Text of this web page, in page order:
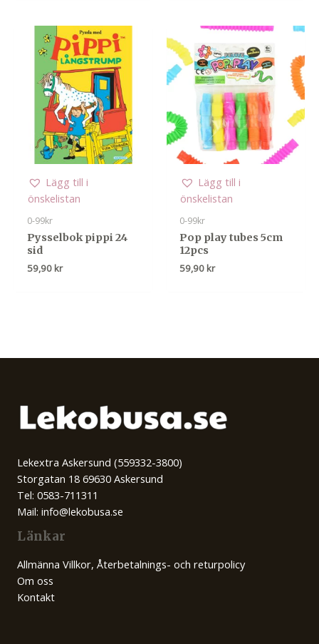
Lägg till i
önskelistan
0-99kr
Pysselbok pippi 24
sid
59,90 kr
Lägg till i
önskelistan
0-99kr
Pop play tubes 5cm
12pcs
59,90 kr
Lekextra Askersund (559332-3800)
Storgatan 18 69630 Askersund
Tel: 0583-711311
Mail: info@lekobusa.se
Länkar
Allmänna Villkor, Återbetalnings- och returpolicy
Om oss
Kontakt